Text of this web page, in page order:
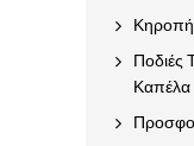
Ποδιές
Καπέλα